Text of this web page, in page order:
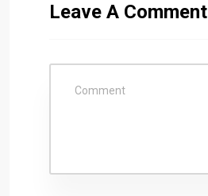
Leave A Comment